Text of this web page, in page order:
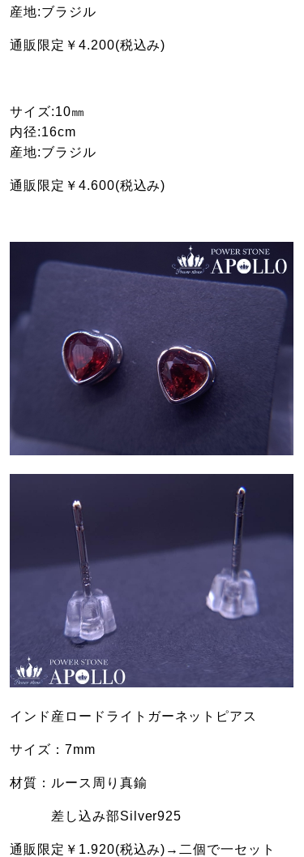
産地:ブラジル
通販限定￥4.200(税込み)
サイズ:10㎜
内径:16cm
産地:ブラジル
通販限定￥4.600(税込み)
インド産ロードライトガーネットピアス
サイズ：7mm
材質：ルース周り真鍮
差し込み部Silver925
通販限定￥1.920(税込み)→二個で一セット